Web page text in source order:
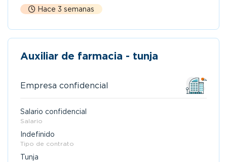
Hace 3 semanas
Auxiliar de farmacia - tunja
Empresa confidencial
Salario confidencial
Salario
Indefinido
Tipo de contrato
Tunja